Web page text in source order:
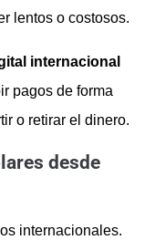
lentos o costosos.
internacional
pagos de forma
o retirar el dinero.
desde
internacionales.